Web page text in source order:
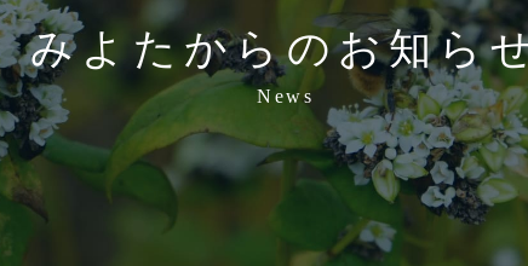
みよたからのお知ら
News